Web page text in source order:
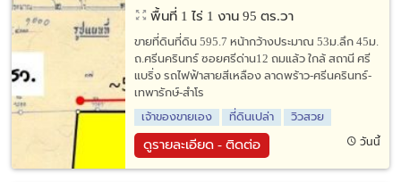
พื้นที่ 1 ไร่ 1 งาน 95 ตร.วา
ขายที่ดินที่ดิน 595.7 หน้ากว้างประมาณ 53ม.ลึก 45ม.
ถ.ศรีนครินทร์ ซอยศรีด่าน12 ถมแล้ว ใกล้ สถานี ศรี
แบริ่ง รถไฟฟ้าสายสีเหลือง ลาดพร้าว-ศรีนครินทร์-
เทพารักษ์-สำโร
เจ้าของขายเอง
ที่ดินเปล่า วิวสวย
ดูรายละเอียด - ติดต่อ วันนี้